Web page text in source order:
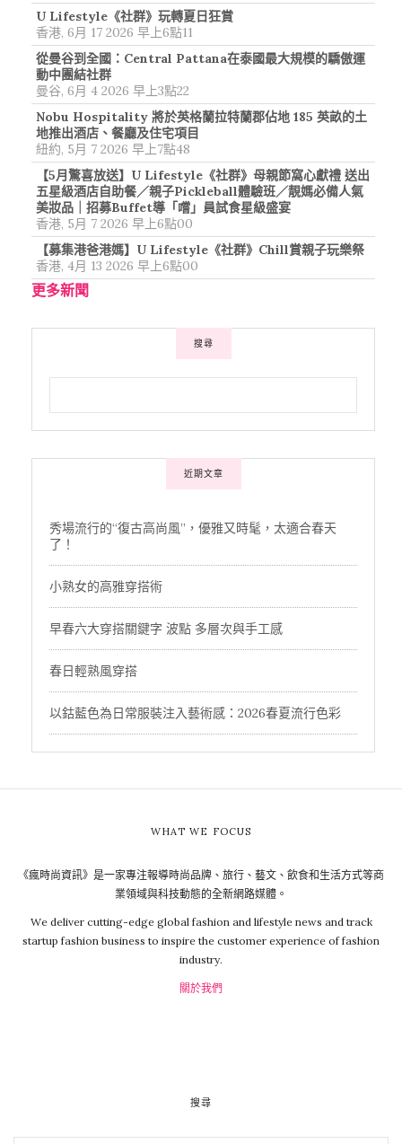
U Lifestyle《社群》玩轉夏日狂賞
香港, 6月 17 2026 早上6點11
從曼谷到全國：Central Pattana在泰國最大規模的驕傲運
動中團結社群
曼谷, 6月 4 2026 早上3點22
Nobu Hospitality 將於英格蘭拉特蘭郡佔地 185 英畝的土
地推出酒店、餐廳及住宅項目
紐約, 5月 7 2026 早上7點48
【5月驚喜放送】U Lifestyle《社群》母親節窩心獻禮 送出
五星級酒店自助餐／親子Pickleball體驗班／靚媽必備人氣
美妝品｜招募Buffet導「嚐」員試食星級盛宴
香港, 5月 7 2026 早上6點00
【募集港爸港媽】U Lifestyle《社群》Chill賞親子玩樂祭
香港, 4月 13 2026 早上6點00
更多新聞
搜尋
近期文章
秀場流行的“復古高尚風”，優雅又時髦，太適合春天
了！
小熟女的高雅穿搭術
早春六大穿搭關鍵字 波點 多層次與手工感
春日輕熟風穿搭
以鈷藍色為日常服裝注入藝術感：2026春夏流行色彩
WHAT WE FOCUS
《瘋時尚資訊》是一家專注報導時尚品牌、旅行、藝文、飲食和生活方式等商
業領域與科技動態的全新網路媒體。
We deliver cutting-edge global fashion and lifestyle news and track
startup fashion business to inspire the customer experience of fashion
industry.
關於我們
搜尋